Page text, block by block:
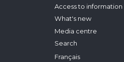
Access to information
What's new
Media centre
Search
Français